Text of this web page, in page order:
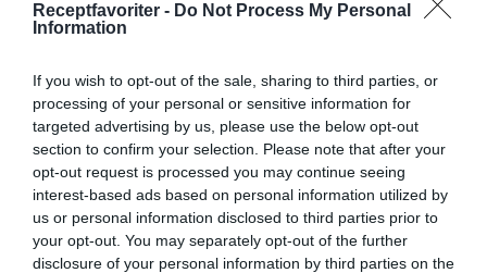
Receptfavoriter - Do Not Process My Personal
Information
If you wish to opt-out of the sale, sharing to third parties, or
processing of your personal or sensitive information for
targeted advertising by us, please use the below opt-out
section to confirm your selection. Please note that after your
opt-out request is processed you may continue seeing
interest-based ads based on personal information utilized by
us or personal information disclosed to third parties prior to
your opt-out. You may separately opt-out of the further
disclosure of your personal information by third parties on the
Tillsätt äggen, ett i taget, under kraftig
Blanda i russin, cocktailbär, torkad frukt med
konjaken, kryddorna, nötterna och citronskalet.
Blanda mjöl med bakpulvret i en bunke. Tillsätt
mjölet blandat med bakpulvret och rör ihop till
en kaksmet.